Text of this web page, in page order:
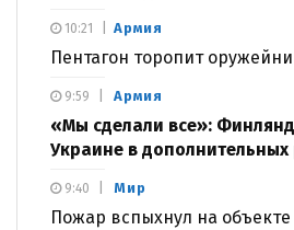
Армия
Пентагон торопит
10:21
Армия
«Мы сделали все»:
Украине в дополнительных
9:59
Мир
Пожар вспыхнул на объекте
9:40